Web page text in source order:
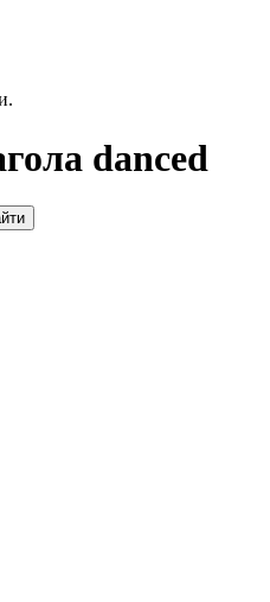
danced